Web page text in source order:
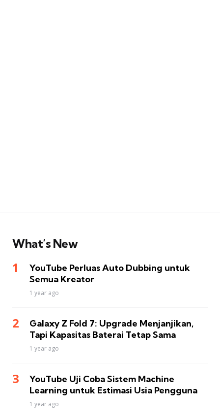
What’s New
YouTube Perluas Auto Dubbing untuk
Semua Kreator
1 year ago
Galaxy Z Fold 7: Upgrade Menjanjikan,
Tapi Kapasitas Baterai Tetap Sama
1 year ago
YouTube Uji Coba Sistem Machine
Learning untuk Estimasi Usia Pengguna
1 year ago